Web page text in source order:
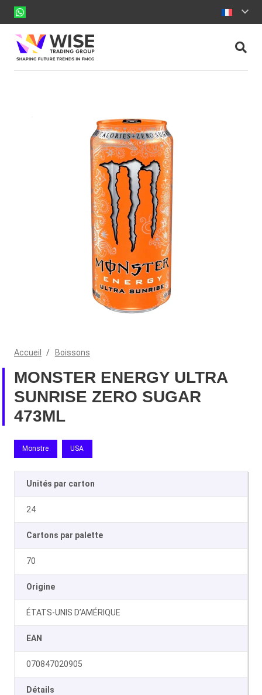
Accueil / Boissons
MONSTER ENERGY ULTRA
SUNRISE ZERO SUGAR
473ML
Monstre USA
Unités par carton
24
Cartons par palette
70
Origine
ÉTATS-UNIS D’AMÉRIQUE
EAN
070847020905
Détails